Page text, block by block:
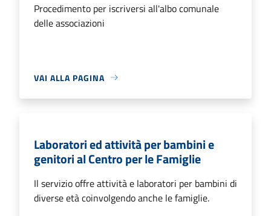
Procedimento per iscriversi all'albo comunale
delle associazioni
VAI ALLA PAGINA
Laboratori ed attività per bambini e
genitori al Centro per le Famiglie
Il servizio offre attività e laboratori per bambini di
diverse età coinvolgendo anche le famiglie.